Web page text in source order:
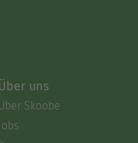
Über uns
Skoobe
Jobs